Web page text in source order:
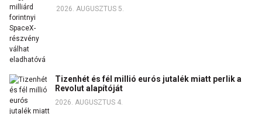
2026. AUGUSZTUS 5.
Tizenhét és fél millió eurós jutalék miatt perlik a
Revolut alapítóját
2026. AUGUSZTUS 4.